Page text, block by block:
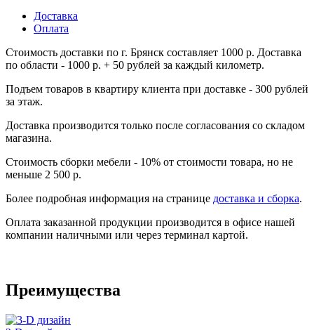
Доставка
Оплата
Стоимость доставки по г. Брянск составляет 1000 р. Доставка
по области - 1000 р. + 50 рублей за каждый километр.
Подъем товаров в квартиру клиента при доставке - 300 рублей
за этаж.
Доставка производится только после согласования со складом
магазина.
Стоимость сборки мебели - 10% от стоимости товара, но не
меньше 2 500 р.
Более подробная информация на странице доставка и сборка.
Оплата заказанной продукции производится в офисе нашей
компании наличными или через терминал картой.
Преимущества